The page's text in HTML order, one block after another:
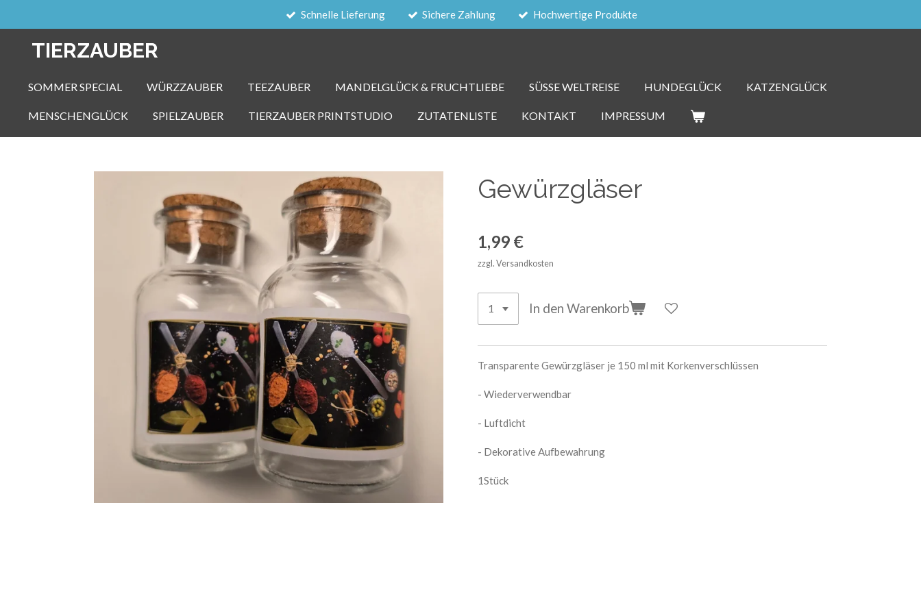
Schnelle Lieferung Sichere Zahlung Hochwertige Produkte
TIERZAUBER
SOMMER SPECIAL WÜRZZAUBER TEEZAUBER MANDELGLÜCK & FRUCHTLIEBE SÜSSE WELTREISE HUNDEGLÜCK KATZENGLÜCK
MENSCHENGLÜCK SPIELZAUBER TIERZAUBER PRINTSTUDIO ZUTATENLISTE KONTAKT IMPRESSUM
Gewürzgläser
1,99 €
zzgl. Versandkosten
In den Warenkorb
Transparente Gewürzgläser je 150 ml mit Korkenverschlüssen
- Wiederverwendbar
- Luftdicht
- Dekorative Aufbewahrung
1Stück